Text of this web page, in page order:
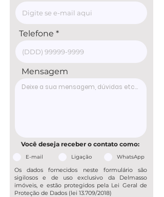
Telefone
Mensagem
Você deseja receber o contato como:
E-mail Ligação WhatsApp
Os dados fornecidos neste formulário são
sigilosos e de uso exclusivo da Delmasso
imóveis, e estão protegidos pela Lei Geral de
Proteção de Dados (lei 13.709/2018)